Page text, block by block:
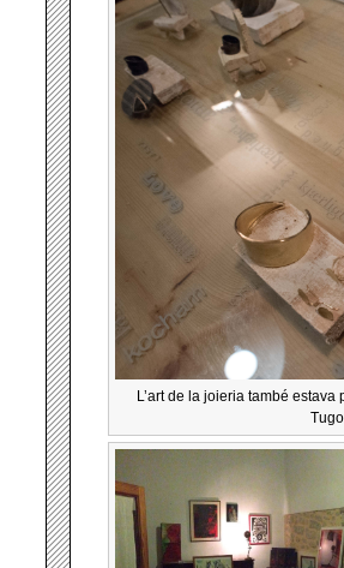
L’art de la joieria també